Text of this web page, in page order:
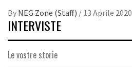
By NEG Zone (Staff) / 13 Aprile 2020
INTERVISTE
Le vostre storie